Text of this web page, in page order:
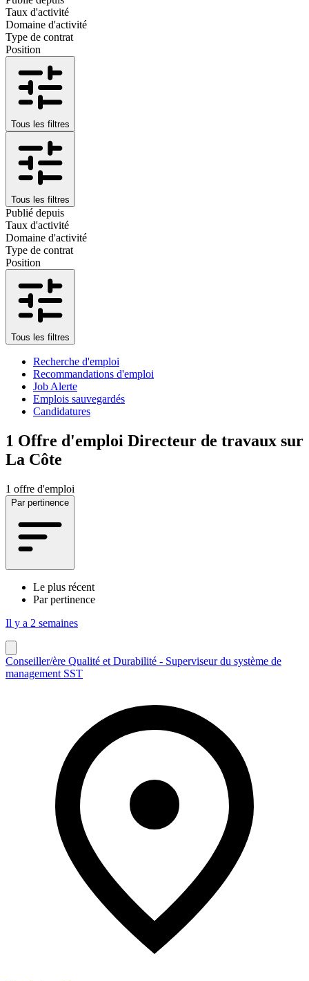
Taux d'activité
Domaine d'activité
Type de contrat
Position
Tous les filtres
Tous les filtres
Publié depuis
Taux d'activité
Domaine d'activité
Type de contrat
Position
Tous les filtres
Recherche d'emploi
Recommandations d'emploi
Job Alerte
Emplois sauvegardés
Candidatures
1 Offre d'emploi Directeur de travaux sur
La Côte
1 offre d'emploi
Par pertinence
Le plus récent
Par pertinence
Il y a 2 semaines
Conseiller/ère Qualité et Durabilité - Superviseur du système de
management SST